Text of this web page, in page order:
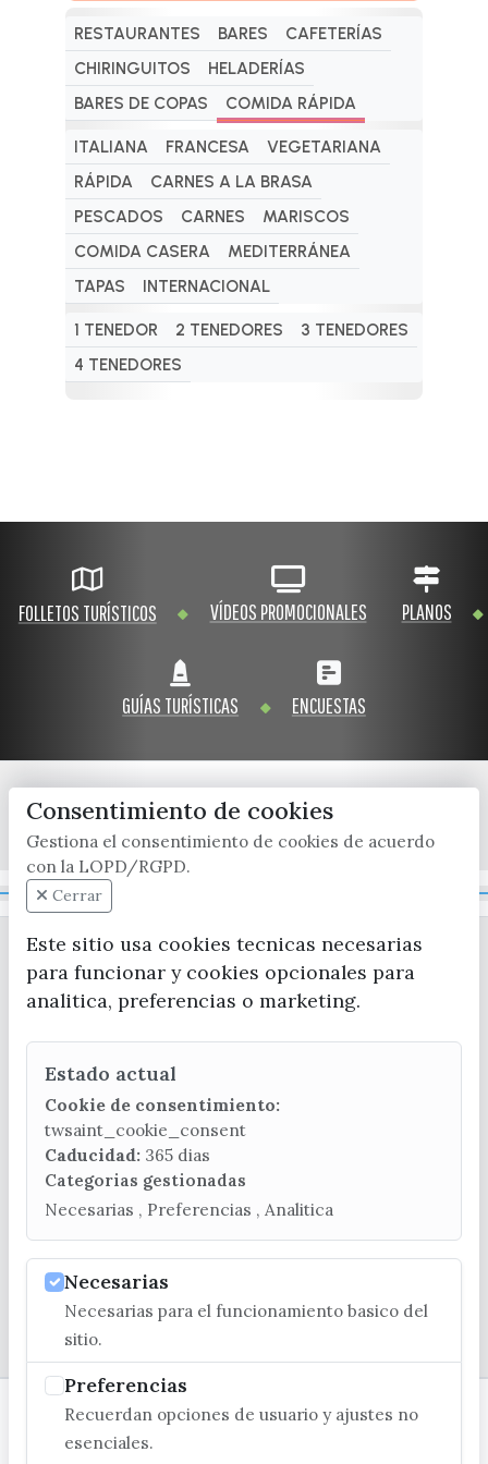
RESTAURANTES BARES
CAFETERÍAS
CHIRINGUITOS
HELADERÍAS
BARES DE COPAS
COMIDA RÁPIDA
ITALIANA FRANCESA
VEGETARIANA
RÁPIDA
CARNES A LA BRASA
PESCADOS
CARNES
MARISCOS
COMIDA CASERA
MEDITERRÁNEA
TAPAS
INTERNACIONAL
1 TENEDOR 2 TENEDORES
3 TENEDORES
4 TENEDORES
FOLLETOS TURÍSTICOS VÍDEOS PROMOCIONALES PLANOS
GUÍAS TURÍSTICAS ENCUESTAS
x / twitter facebook youtube instagram
CONTACTA CON LA OFICINA DE TURISMO
(+34) 952 541 104
turismo@velezmalaga.es
C/ Poniente, 2. CP 29740 - Torre del Mar
Consentimiento de cookies
Gestiona el consentimiento de cookies de acuerdo
con la LOPD/RGPD.
Cerrar
Este sitio usa cookies tecnicas necesarias
para funcionar y cookies opcionales para
analitica, preferencias o marketing.
Estado actual
Cookie de consentimiento:
twsaint_cookie_consent
Caducidad: 365 dias
Categorias gestionadas
Necesarias , Preferencias , Analitica
Necesarias
Necesarias para el funcionamiento basico del
sitio.
Preferencias
Recuerdan opciones de usuario y ajustes no
esenciales.